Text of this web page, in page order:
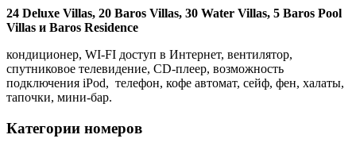
24 Deluxe Villas, 20 Baros Villas, 30 Water Villas, 5 Baros Pool
Villas и Baros Residence
кондиционер, WI-FI доступ в Интернет, вентилятор,
спутниковое телевидение, CD-плеер, возможность
подключения iPod, телефон, кофе автомат, сейф, фен, халаты,
тапочки, мини-бар.
Категории номеров